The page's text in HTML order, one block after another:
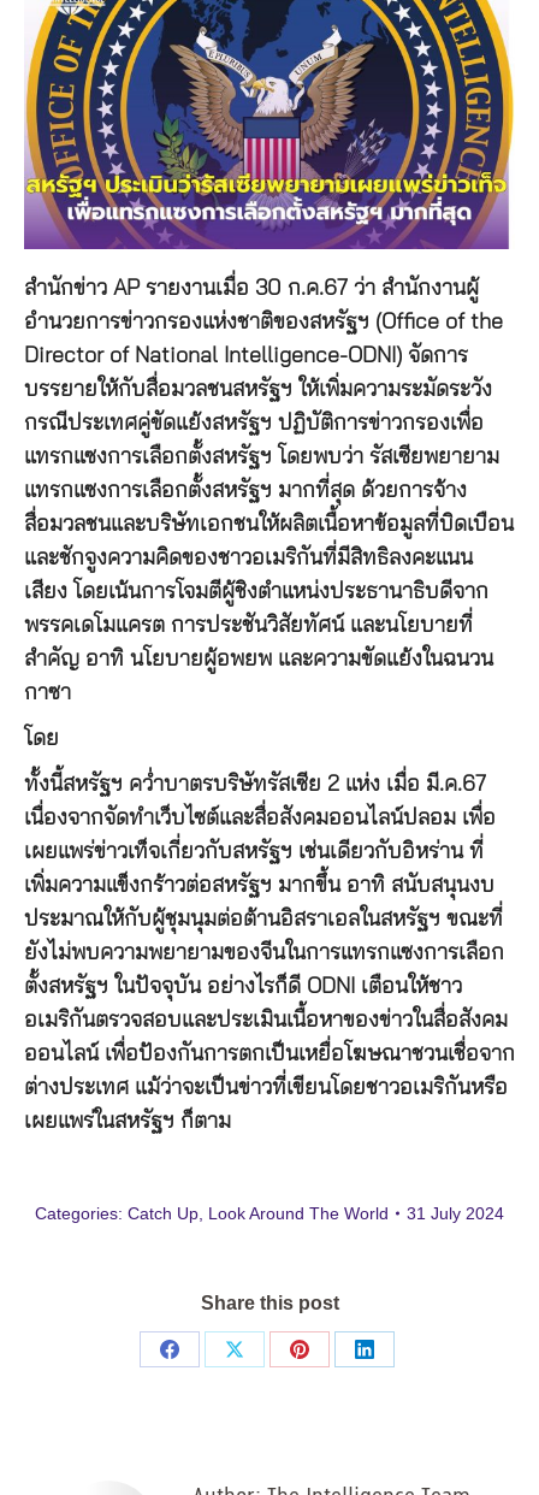
สำนักข่าว AP รายงานเมื่อ 30 ก.ค.67 ว่า สำนักงานผู้
อำนวยการข่าวกรองแห่งชาติของสหรัฐฯ (Office of the
Director of National Intelligence-ODNI) จัดการ
บรรยายให้กับสื่อมวลชนสหรัฐฯ ให้เพิ่มความระมัดระวัง
กรณีประเทศคู่ขัดแย้งสหรัฐฯ ปฏิบัติการข่าวกรองเพื่อ
แทรกแซงการเลือกตั้งสหรัฐฯ โดยพบว่า รัสเซียพยายาม
แทรกแซงการเลือกตั้งสหรัฐฯ มากที่สุด ด้วยการจ้าง
สื่อมวลชนและบริษัทเอกชนให้ผลิตเนื้อหาข้อมูลที่บิดเบือน
และชักจูงความคิดของชาวอเมริกันที่มีสิทธิลงคะแนน
เสียง โดยเน้นการโจมตีผู้ชิงตำแหน่งประธานาธิบดีจาก
พรรคเดโมแครต การประชันวิสัยทัศน์ และนโยบายที่
สำคัญ อาทิ นโยบายผู้อพยพ และความขัดแย้งในฉนวน
กาซา
โดย
ทั้งนี้สหรัฐฯ คว่ำบาตรบริษัทรัสเซีย 2 แห่ง เมื่อ มี.ค.67
เนื่องจากจัดทำเว็บไซต์และสื่อสังคมออนไลน์ปลอม เพื่อ
เผยแพร่ข่าวเท็จเกี่ยวกับสหรัฐฯ เช่นเดียวกับอิหร่าน ที่
เพิ่มความแข็งกร้าวต่อสหรัฐฯ มากขึ้น อาทิ สนับสนุนงบ
ประมาณให้กับผู้ชุมนุมต่อต้านอิสราเอลในสหรัฐฯ ขณะที่
ยังไม่พบความพยายามของจีนในการแทรกแซงการเลือก
ตั้งสหรัฐฯ ในปัจจุบัน อย่างไรก็ดี ODNI เตือนให้ชาว
อเมริกันตรวจสอบและประเมินเนื้อหาของข่าวในสื่อสังคม
ออนไลน์ เพื่อป้องกันการตกเป็นเหยื่อโฆษณาชวนเชื่อจาก
ต่างประเทศ แม้ว่าจะเป็นข่าวที่เขียนโดยชาวอเมริกันหรือ
เผยแพร่ในสหรัฐฯ ก็ตาม
Categories: Catch Up Look Around The World 31 July 2024
Share this post
Share
Share
Share
Share